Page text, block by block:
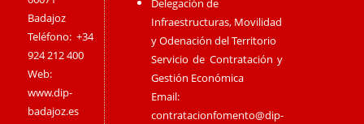
Badajoz
Teléfono: +34
924 212 400
Web:
www.dip-
badajoz.es
Delegación de
Infraestructuras, Movilidad
y Odenación del Territorio
Servicio de Contratación y
Gestión Económica
Email:
contratacionfomento@dip-